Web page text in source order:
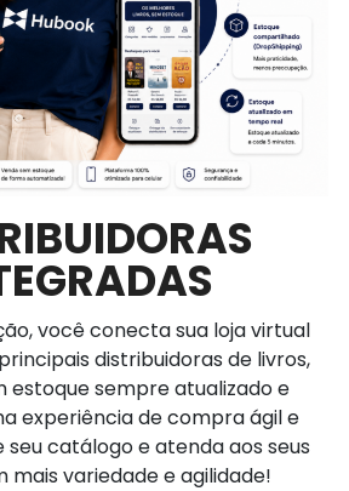
você conecta sua loja virtual
distribuidoras de livros,
estoque sempre atualizado e
experiência de compra ágil e
catálogo e atenda aos seus
mais variedade e agilidade!